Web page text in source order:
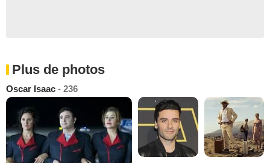
Plus de photos
Oscar Isaac - 236